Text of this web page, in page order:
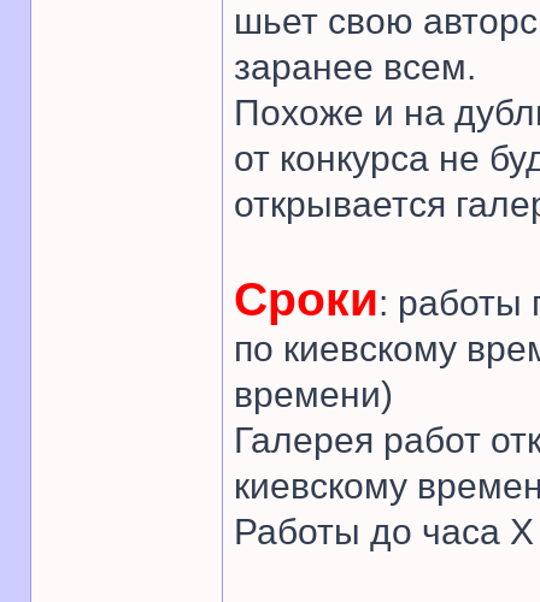
шьет свою
заранее всем.
Похоже и на
от конкурса не
открывается
Сроки: работы
по киевскому
времени)
Галерея работ
киевскому
Работы до часа